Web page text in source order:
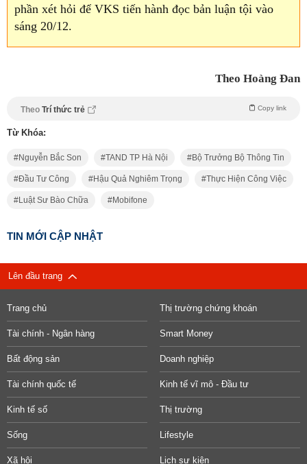
phần xét hỏi để VKS tiến hành đọc bản luận tội vào
sáng 20/12.
Theo Hoàng Đan
Theo Trí thức trẻ Copy link
Từ Khóa:
Nguyễn Bắc Son TAND TP Hà Nội Bộ Trưởng Bộ Thông Tin
Đầu Tư Công Hậu Quả Nghiêm Trọng Thực Hiện Công Việc
Luật Sư Bào Chữa Mobifone
TIN MỚI CẬP NHẬT
Lên đầu trang
Trang chủ Thị trường chứng khoán
Tài chính - Ngân hàng Smart Money
Bất động sản Doanh nghiệp
Tài chính quốc tế Kinh tế vĩ mô - Đầu tư
Kinh tế số Thị trường
Sống Lifestyle
Xã hội Lịch sự kiện